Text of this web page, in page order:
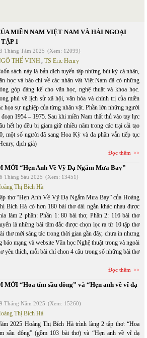
MIỀN NAM VIỆT NAM VÀ HẢI NGOẠI
1
Tháng Tám 2025 (Xem: 12099)
THẾ VINH, TS Eric Henry
sách này là bản dịch tuyển tập những bút ký cá nhân,
học và báo chí về các nhân vật Việt Nam đã có những
góp đáng kể cho văn học, nghệ thuật và khoa học.
phú về lịch sử xã hội, văn hóa và chính trị của miền
họa sự nghiệp của từng nhân vật. Phần lớn những người
1954 – 1975. Sau khi miền Nam thất thủ vào tay lực
hết họ đều bị giam giữ nhiều năm trong các trại cải tạo
một số người đã sang Hoa Kỳ và đa phần vẫn tiếp tục
dịch giả)
Đọc thêm
“Hẹn Anh Về Vỹ Dạ Ngắm Mưa Bay”
Tháng Sáu 2025 (Xem: 13451)
Thị Bích Hà
thơ “Hẹn Anh Về Vỹ Dạ Ngắm Mưa Bay” của Hoàng
Bích Hà có hơn 180 bài thơ dài ngắn khác nhau được
làm 2 phần: Phần 1: 80 bài thơ, Phần 2: 116 bài thơ
là những bài tâm đắc được chọn lọc ra từ 10 tập thơ
thơ mới sáng tác trong thời gian gần đây, chưa in nhưng
báo mạng và website Văn học Nghệ thuật trong và ngoài
yêu thích, mỗi bài chỉ chon 4 câu trong số những bài thơ
Đọc thêm
“Hoa tím sầu đông” và “Hẹn anh về vĩ dạ
Tháng Năm 2025 (Xem: 15260)
Thị Bích Hà
2025 Hoàng Thị Bích Hà trình làng 2 tập thơ: “Hoa
sầu đông” (gồm 103 bài thơ) và “Hẹn anh về vĩ dạ